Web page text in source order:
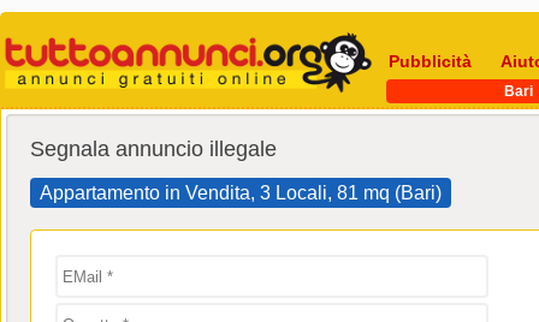
Pubblicità
Bari
Segnala annuncio illegale
Appartamento in Vendita, 3 Locali, 81 mq (Bari)